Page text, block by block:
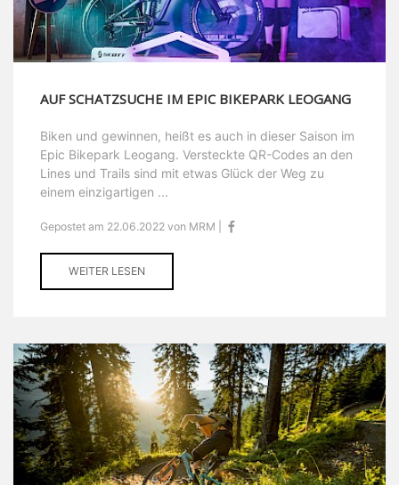
AUF SCHATZSUCHE IM EPIC BIKEPARK LEOGANG
Biken und gewinnen, heißt es auch in dieser Saison im
Epic Bikepark Leogang. Versteckte QR-Codes an den
Lines und Trails sind mit etwas Glück der Weg zu
einem einzigartigen ...
Gepostet am 22.06.2022 von MRM |
WEITER LESEN